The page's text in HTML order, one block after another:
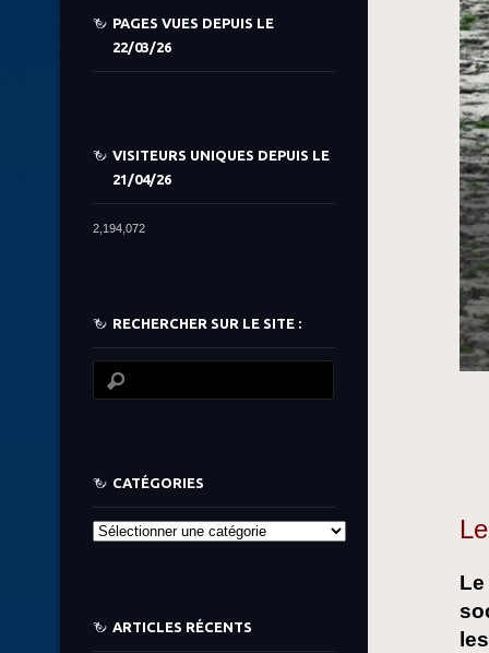
PAGES VUES DEPUIS LE
22/03/26
VISITEURS UNIQUES DEPUIS LE
21/04/26
2,194,072
RECHERCHER SUR LE SITE :
CATÉGORIES
Catégories
ARTICLES RÉCENTS